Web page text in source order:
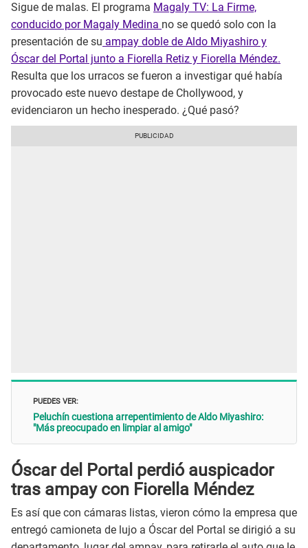
Sigue de malas. El programa Magaly TV: La Firme,
conducido por Magaly Medina no se quedó solo con la
presentación de su ampay doble de Aldo Miyashiro y
Óscar del Portal junto a Fiorella Retiz y Fiorella Méndez.
Resulta que los urracos se fueron a investigar qué había
provocado este nuevo destape de Chollywood, y
evidenciaron un hecho inesperado. ¿Qué pasó?
PUEDES VER:
Peluchín cuestiona arrepentimiento de Aldo Miyashiro:
"Más preocupado en limpiar al amigo"
Óscar del Portal perdió auspicador
tras ampay con Fiorella Méndez
Es así que con cámaras listas, vieron cómo la empresa que
entregó camioneta de lujo a Óscar del Portal se dirigió a su